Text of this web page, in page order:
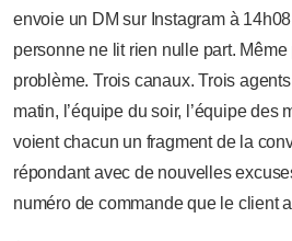
envoie un DM sur Instagram à
personne ne lit rien nulle part.
problème. Trois canaux. Trois
matin, l’équipe du soir, l’équipe des
voient chacun un fragment de la
répondant avec de nouvelles
numéro de commande que le client